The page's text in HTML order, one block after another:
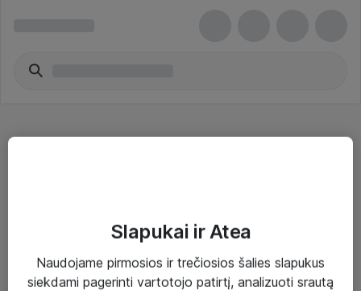
Sprendimai ir paslaugos
Slapukai ir Atea
Naudojame pirmosios ir trečiosios šalies slapukus
siekdami pagerinti vartotojo patirtį, analizuoti srautą